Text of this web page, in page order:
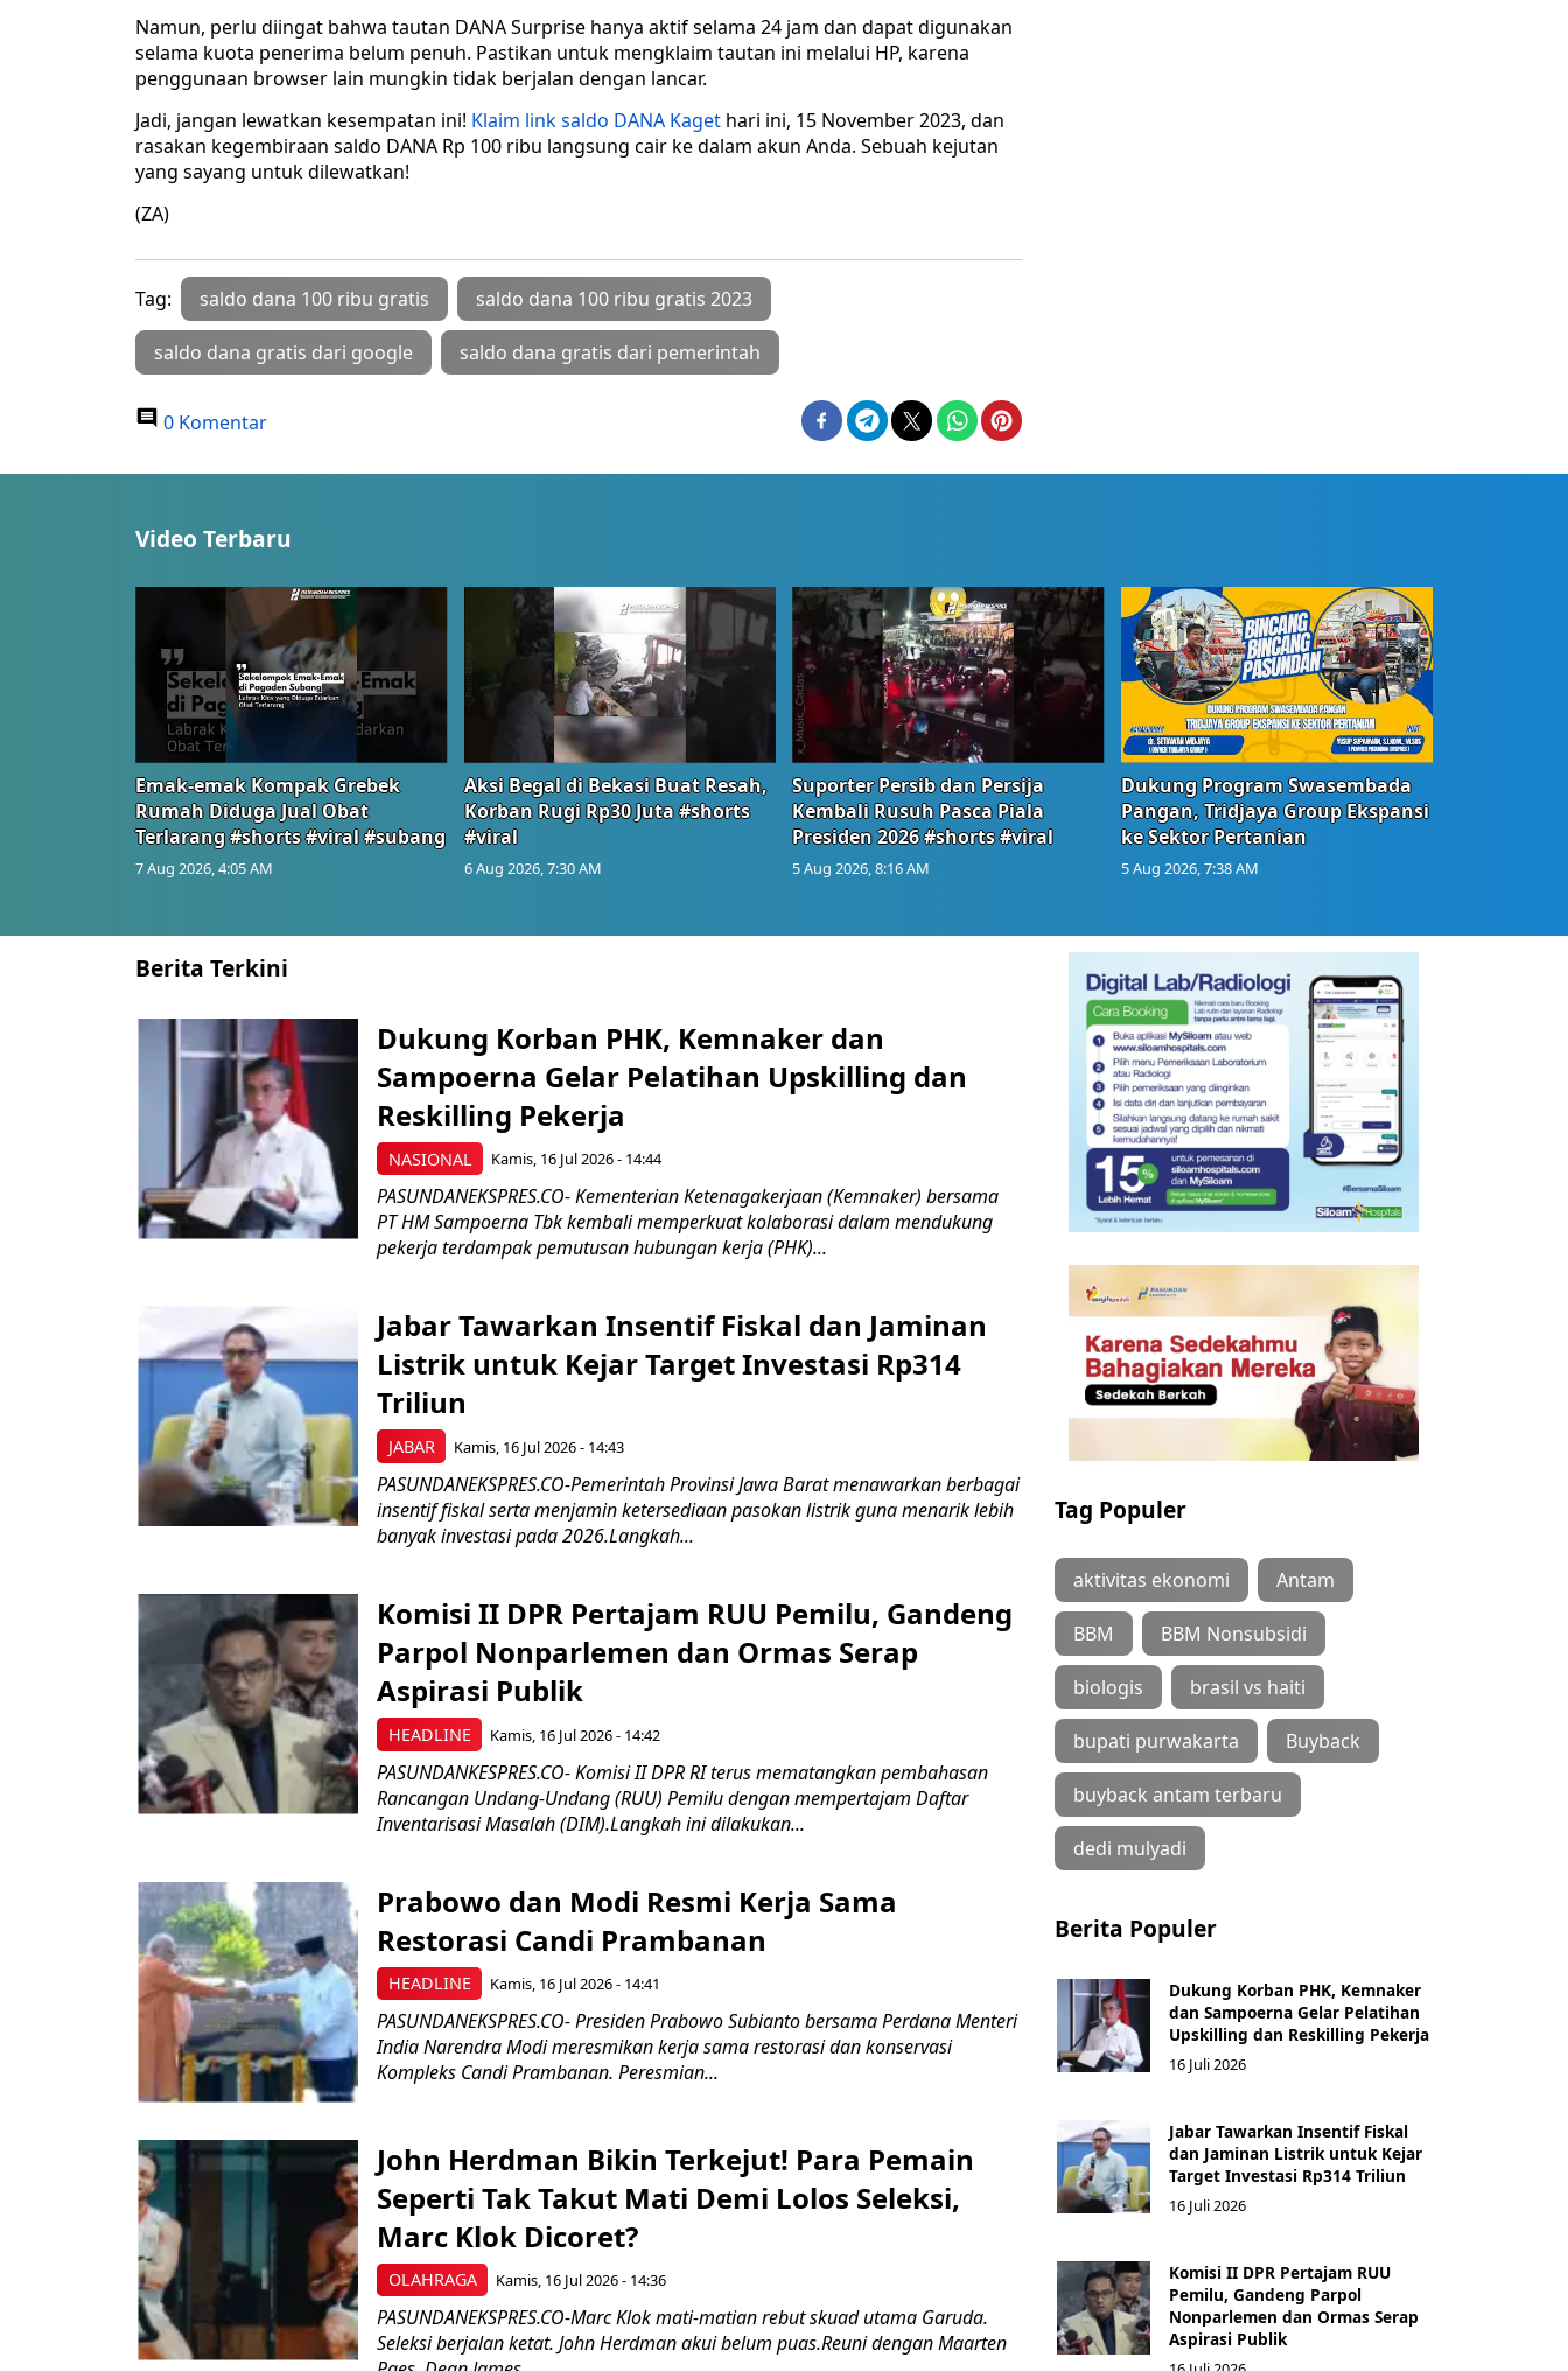
Namun, perlu diingat bahwa tautan DANA Surprise hanya aktif selama 24 jam dan dapat digunakan
selama kuota penerima belum penuh. Pastikan untuk mengklaim tautan ini melalui HP, karena
penggunaan browser lain mungkin tidak berjalan dengan lancar.
Jadi, jangan lewatkan kesempatan ini! Klaim link saldo DANA Kaget hari ini, 15 November 2023, dan
rasakan kegembiraan saldo DANA Rp 100 ribu langsung cair ke dalam akun Anda. Sebuah kejutan
yang sayang untuk dilewatkan!
(ZA)
Tag: saldo dana 100 ribu gratis saldo dana 100 ribu gratis 2023
saldo dana gratis dari google saldo dana gratis dari pemerintah
0 Komentar
Video Terbaru
Emak-emak Kompak Grebek
Rumah Diduga Jual Obat
Terlarang #shorts #viral #subang
7 Aug 2026, 4:05 AM
Aksi Begal di Bekasi Buat Resah,
Korban Rugi Rp30 Juta #shorts
#viral
6 Aug 2026, 7:30 AM
Suporter Persib dan Persija
Kembali Rusuh Pasca Piala
Presiden 2026 #shorts #viral
5 Aug 2026, 8:16 AM
Dukung Program Swasembada
Pangan, Tridjaya Group Ekspansi
ke Sektor Pertanian
5 Aug 2026, 7:38 AM
Berita Terkini
NASIONAL
Dukung Korban PHK, Kemnaker dan
Sampoerna Gelar Pelatihan Upskilling dan
Reskilling Pekerja
Kamis, 16 Jul 2026 - 14:44
PASUNDANEKSPRES.CO- Kementerian Ketenagakerjaan (Kemnaker) bersama
PT HM Sampoerna Tbk kembali memperkuat kolaborasi dalam mendukung
pekerja terdampak pemutusan hubungan kerja (PHK)...
JABAR
Jabar Tawarkan Insentif Fiskal dan Jaminan
Listrik untuk Kejar Target Investasi Rp314
Triliun
Kamis, 16 Jul 2026 - 14:43
PASUNDANEKSPRES.CO-Pemerintah Provinsi Jawa Barat menawarkan berbagai
insentif fiskal serta menjamin ketersediaan pasokan listrik guna menarik lebih
banyak investasi pada 2026.Langkah...
HEADLINE
Komisi II DPR Pertajam RUU Pemilu, Gandeng
Parpol Nonparlemen dan Ormas Serap
Aspirasi Publik
Kamis, 16 Jul 2026 - 14:42
PASUNDANKESPRES.CO- Komisi II DPR RI terus mematangkan pembahasan
Rancangan Undang-Undang (RUU) Pemilu dengan mempertajam Daftar
Inventarisasi Masalah (DIM).Langkah ini dilakukan...
HEADLINE
Prabowo dan Modi Resmi Kerja Sama
Restorasi Candi Prambanan
Kamis, 16 Jul 2026 - 14:41
PASUNDANEKSPRES.CO- Presiden Prabowo Subianto bersama Perdana Menteri
India Narendra Modi meresmikan kerja sama restorasi dan konservasi
Kompleks Candi Prambanan. Peresmian...
OLAHRAGA
John Herdman Bikin Terkejut! Para Pemain
Seperti Tak Takut Mati Demi Lolos Seleksi,
Marc Klok Dicoret?
Kamis, 16 Jul 2026 - 14:36
PASUNDANEKSPRES.CO-Marc Klok mati-matian rebut skuad utama Garuda.
Seleksi berjalan ketat. John Herdman akui belum puas.Reuni dengan Maarten
Tag Populer
aktivitas ekonomi Antam
BBM BBM Nonsubsidi
biologis brasil vs haiti
bupati purwakarta Buyback
buyback antam terbaru
dedi mulyadi
Berita Populer
Dukung Korban PHK, Kemnaker
dan Sampoerna Gelar Pelatihan
Upskilling dan Reskilling Pekerja
16 Juli 2026
Jabar Tawarkan Insentif Fiskal
dan Jaminan Listrik untuk Kejar
Target Investasi Rp314 Triliun
16 Juli 2026
Komisi II DPR Pertajam RUU
Pemilu, Gandeng Parpol
Nonparlemen dan Ormas Serap
Aspirasi Publik